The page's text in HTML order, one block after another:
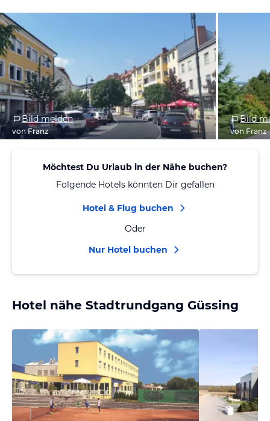
Bild melden
von Franz
Bild
von Franz
Möchtest Du Urlaub in der Nähe buchen?
Folgende Hotels könnten Dir gefallen
Hotel & Flug buchen
Oder
Nur Hotel buchen
Hotel nähe Stadtrundgang Güssing